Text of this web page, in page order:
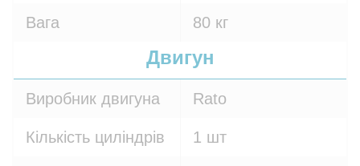
Вага 80 кг
Двигун
Виробник двигуна Rato
Кількість циліндрів 1 шт